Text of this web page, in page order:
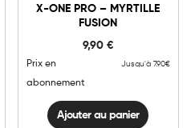
X-ONE PRO – MYRTILLE
FUSION
9,90 €
Prix en
abonnement
Jusqu'à 7.90€
ONE
-
Fusion
quantité
Ajouter au panier
Ajouter au panier